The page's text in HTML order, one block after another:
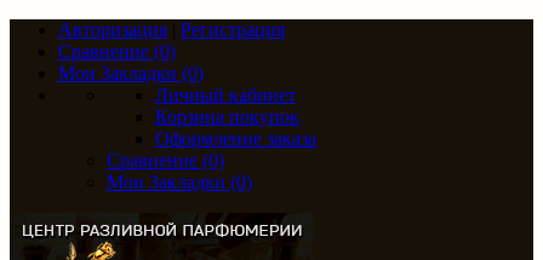
Авторизация
Регистрация
Сравнение (0)
Мои Закладки (0)
Личный кабинет
Корзина покупок
Оформление заказа
Сравнение (0)
Мои Закладки (0)